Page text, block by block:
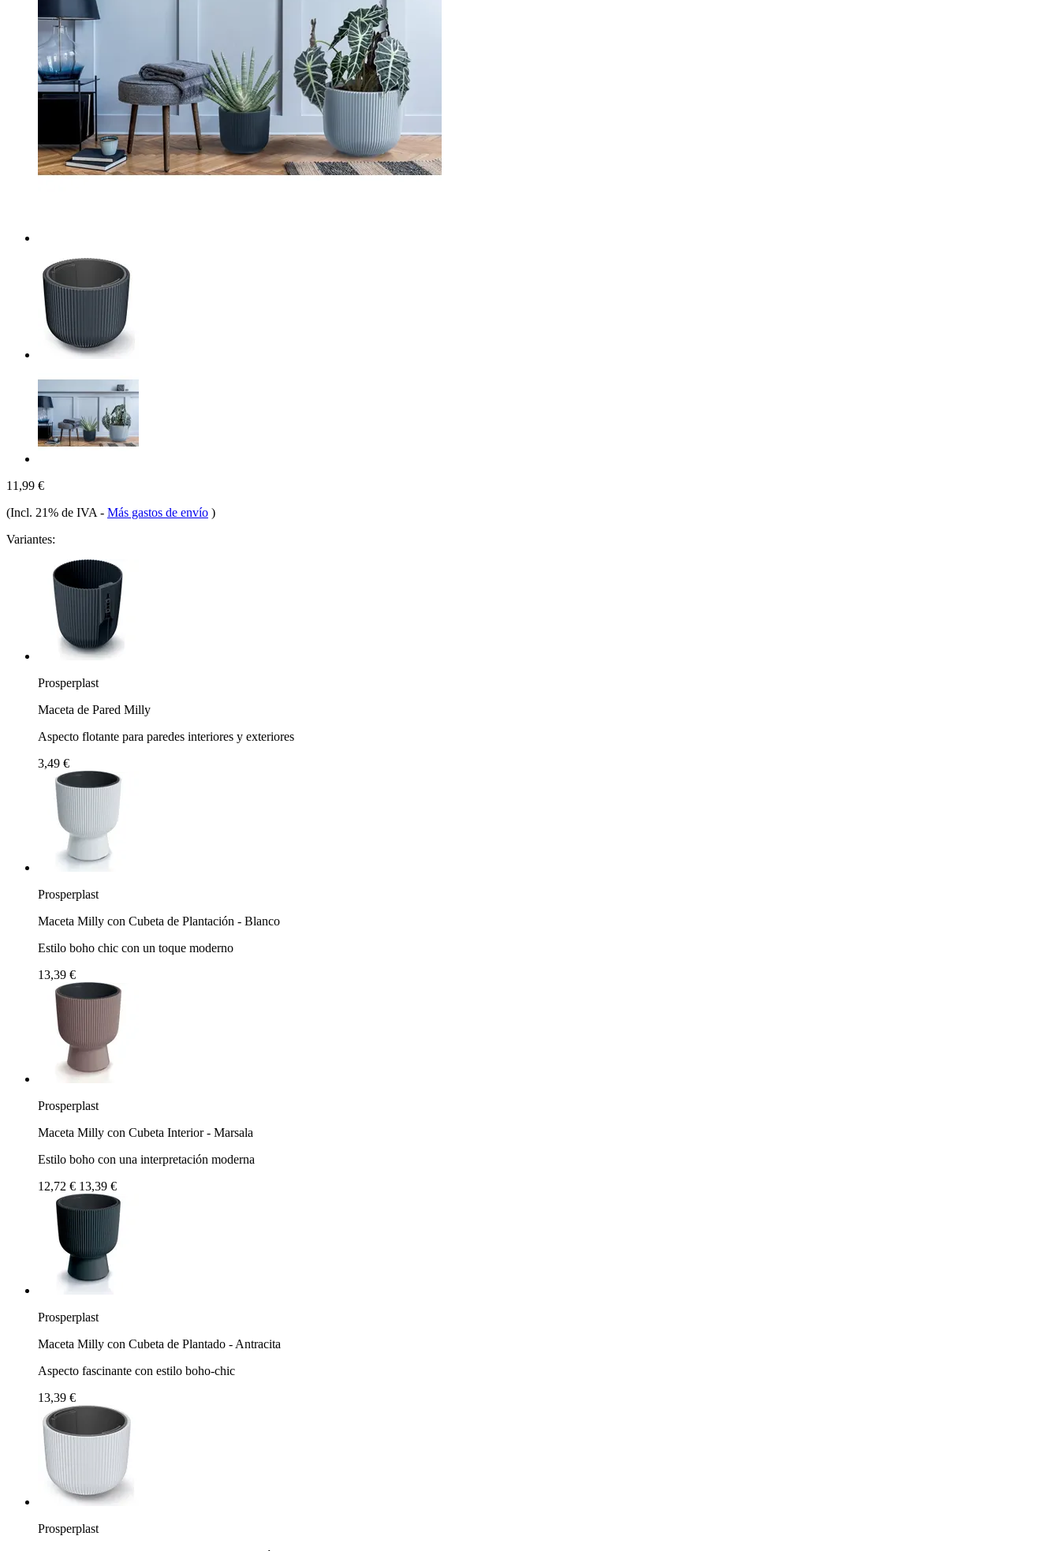
11,99 €
(Incl. 21% de IVA - Más gastos de envío )
Variantes:
Prosperplast
Maceta de Pared Milly
Aspecto flotante para paredes interiores y exteriores
3,49 €
Prosperplast
Maceta Milly con Cubeta de Plantación - Blanco
Estilo boho chic con un toque moderno
13,39 €
Prosperplast
Maceta Milly con Cubeta Interior - Marsala
Estilo boho con una interpretación moderna
12,72 € 13,39 €
Prosperplast
Maceta Milly con Cubeta de Plantado - Antracita
Aspecto fascinante con estilo boho-chic
13,39 €
Prosperplast